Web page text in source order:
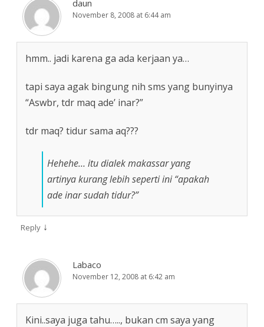
daun
November 8, 2008 at 6:44 am
hmm.. jadi karena ga ada kerjaan ya…
tapi saya agak bingung nih sms yang bunyinya
“Aswbr, tdr maq ade’ inar?”
tdr maq? tidur sama aq???
Hehehe… itu dialek makassar yang
artinya kurang lebih seperti ini “apakah
ade inar sudah tidur?”
Reply ↓
Labaco
November 12, 2008 at 6:42 am
Kini..saya juga tahu….., bukan cm saya yang